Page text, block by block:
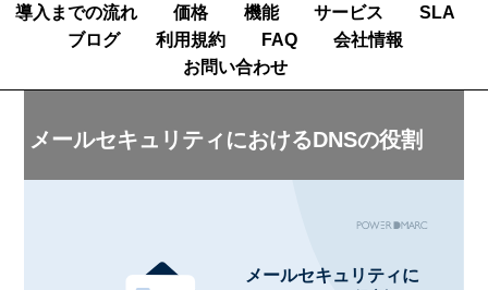
導入までの流れ 価格 機能 サービス
SLA
ブログ
利用規約 FAQ
会社情報
お問い合わせ
メールセキュリティにおけるDNSの役割